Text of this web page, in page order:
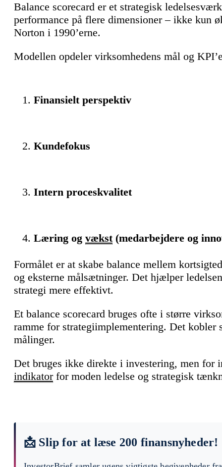
Balance scorecard er et strategisk
performance på flere dimensioner – ikke kun
Norton i 1990’erne.
Modellen opdeler virksomhedens mål og
Finansielt perspektiv
Kundefokus
Intern proceskvalitet
Læring og vækst(medarbejdere og
Formålet er at skabe balance mellem
og eksterne målsætninger. Det hjælper
strategi mere effektivt.
Et balance scorecard bruges ofte i større
ramme for strategiimplementering. Det
målinger.
Det bruges ikke direkte i investering, men for
indikatorfor moden ledelse og strategisk
📩 Slip for at læse 200 finansnyheder!